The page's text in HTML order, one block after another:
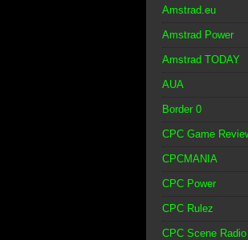
Amstrad.eu
Amstrad Power
Amstrad TODAY
AUA
Border 0
CPC Game
CPCMANIA
CPC Power
CPC Rulez
CPC Scene Radio